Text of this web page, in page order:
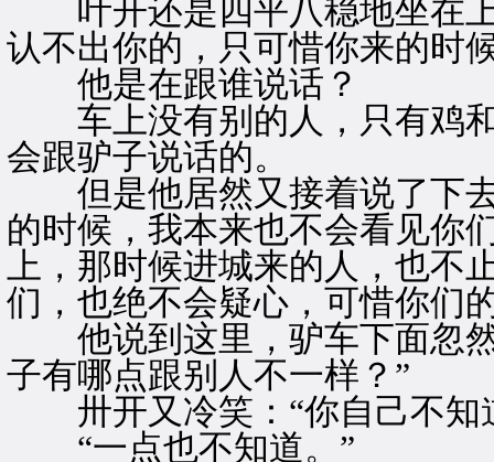
叶开还是四平八稳地坐在上
认不出你的，只可惜你来的时
他是在跟谁说话？
车上没有别的人，只有鸡和
会跟驴子说话的。
但是他居然又接着说了下去
的时候，我本来也不会看见你
上，那时候进城来的人，也不
们，也绝不会疑心，可惜你们
他说到这里，驴车下面忽然
子有哪点跟别人不一样？”
卅开又冷笑：“你自己不知
“一点也不知道。”